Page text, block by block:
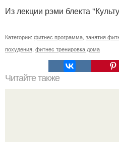
Из лекции рэми блекта
Категории: фитнес программа занятия
похудения фитнес тренировка дома
Читайте также